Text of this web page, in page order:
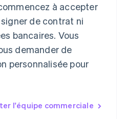
à accepter
de contrat ni
bancaires. Vous
demander de
personnalisée pour
l'équipe commerciale